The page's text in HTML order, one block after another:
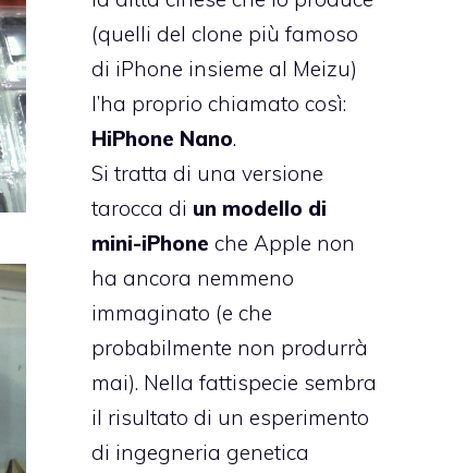
(quelli del clone più famoso
di iPhone insieme al Meizu)
l’ha proprio chiamato così:
HiPhone Nano.
Si tratta di una versione
tarocca di un modello di
mini-iPhone che Apple non
ha ancora nemmeno
immaginato (e che
probabilmente non produrrà
mai). Nella fattispecie sembra
il risultato di un esperimento
di ingegneria genetica